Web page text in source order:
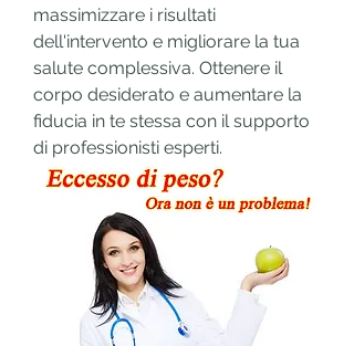
massimizzare i risultati
dell'intervento e migliorare la tua
salute complessiva. Ottenere il
corpo desiderato e aumentare la
fiducia in te stessa con il supporto
di professionisti esperti.